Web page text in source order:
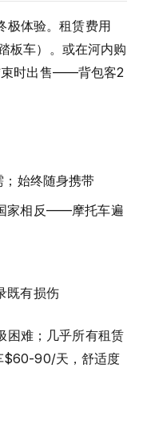
极体验。租赁费用
板车）。或在河内购
束时出售——背包客2
始终随身携带
家相反——摩托车遍
既有损伤
困难；几乎所有租赁
$60-90/天，舒适度